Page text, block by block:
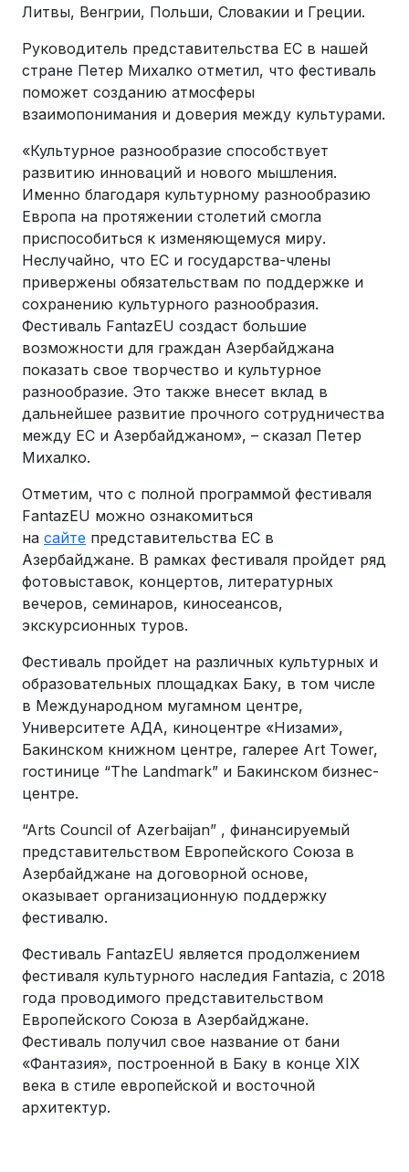
Литвы, Венгрии, Польши, Словакии и Греции.
Руководитель представительства ЕС в нашей
стране Петер Михалко отметил, что фестиваль
поможет созданию атмосферы
взаимопонимания и доверия между культурами.
«Культурное разнообразие способствует
развитию инноваций и нового мышления.
Именно благодаря культурному разнообразию
Европа на протяжении столетий смогла
приспособиться к изменяющемуся миру.
Неслучайно, что ЕС и государства-члены
привержены обязательствам по поддержке и
сохранению культурного разнообразия.
Фестиваль FantazEU создаст большие
возможности для граждан Азербайджана
показать свое творчество и культурное
разнообразие. Это также внесет вклад в
дальнейшее развитие прочного сотрудничества
между ЕС и Азербайджаном», – сказал Петер
Михалко.
Отметим, что с полной программой фестиваля
FantazEU можно ознакомиться
на сайте представительства ЕС в
Азербайджане. В рамках фестиваля пройдет ряд
фотовыставок, концертов, литературных
вечеров, семинаров, киносеансов,
экскурсионных туров.
Фестиваль пройдет на различных культурных и
образовательных площадках Баку, в том числе
в Международном мугамном центре,
Университете АДА, киноцентре «Низами»,
Бакинском книжном центре, галерее Art Tower,
гостинице “The Landmark” и Бакинском бизнес-
центре.
“Arts Council of Azerbaijan” , финансируемый
представительством Европейского Союза в
Азербайджане на договорной основе,
оказывает организационную поддержку
фестивалю.
Фестиваль FantazEU является продолжением
фестиваля культурного наследия Fantazia, с 2018
года проводимого представительством
Европейского Союза в Азербайджане.
Фестиваль получил свое название от бани
«Фантазия», построенной в Баку в конце XIX
века в стиле европейской и восточной
архитектур.